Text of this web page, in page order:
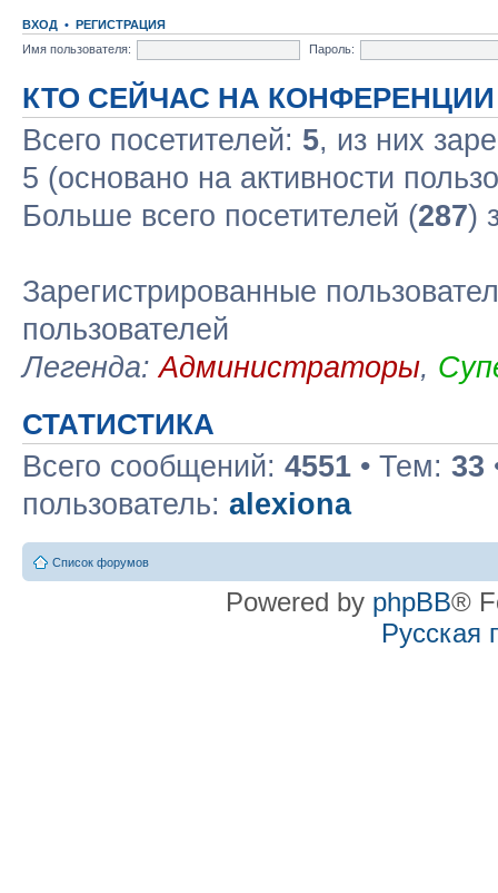
ВХОД • РЕГИСТРАЦИЯ
Имя пользователя:
Пароль:
КТО СЕЙЧАС НА КОНФЕРЕНЦИИ
Всего посетителей: 5, из них
5 (основано на активности
Больше всего посетителей (287)
Зарегистрированные
пользователей
Легенда:Администраторы,
СТАТИСТИКА
Всего сообщений: 4551 • Тем: 33
пользователь: alexiona
Список форумов
Powered by phpBB®
Русская